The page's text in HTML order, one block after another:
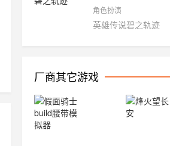
角色扮演
英雄传说碧之轨迹
厂商其它游戏